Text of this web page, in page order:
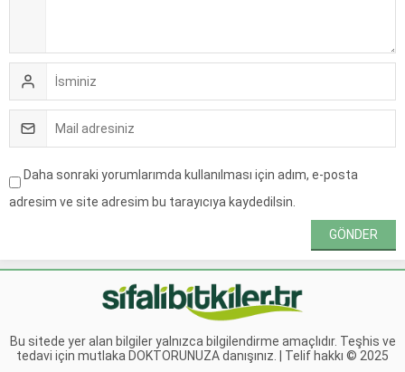
Daha sonraki yorumlarımda kullanılması için adım, e-posta
adresim ve site adresim bu tarayıcıya kaydedilsin.
Bu sitede yer alan bilgiler yalnızca bilgilendirme amaçlıdır. Teşhis ve
tedavi için mutlaka DOKTORUNUZA danışınız. | Telif hakkı © 2025